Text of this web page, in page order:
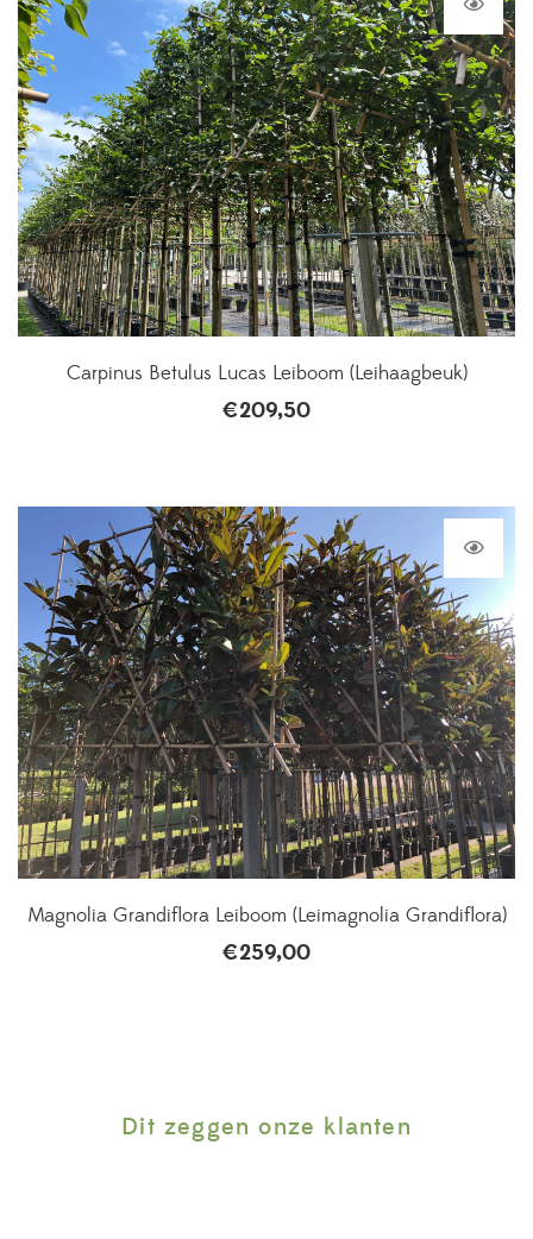
Carpinus Betulus Lucas Leiboom (Leihaagbeuk)
€209,50
Magnolia Grandiflora Leiboom (Leimagnolia Grandiflora)
€259,00
Dit zeggen onze klanten